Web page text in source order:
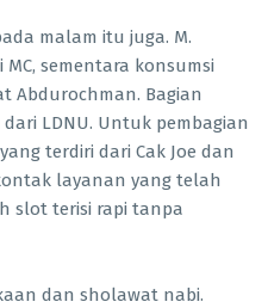
malam itu juga. M.
sementara konsumsi
Abdurochman. Bagian
LDNU. Untuk pembagian
terdiri dari Cak Joe dan
layanan yang telah
slot terisi rapi tanpa
dan sholawat nabi.